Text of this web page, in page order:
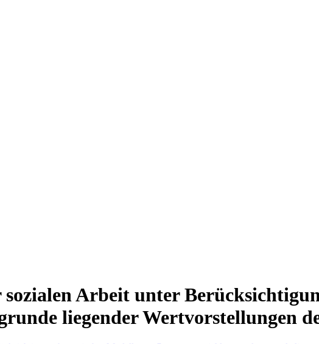
Arbeit unter
liegender Wertvorstellungen